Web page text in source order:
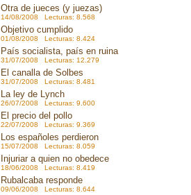
Otra de jueces (y juezas)
14/08/2008 Lecturas: 8.568
Objetivo cumplido
01/08/2008 Lecturas: 8.424
País socialista, país en ruina
31/07/2008 Lecturas: 12.279
El canalla de Solbes
31/07/2008 Lecturas: 8.481
La ley de Lynch
26/07/2008 Lecturas: 9.600
El precio del pollo
22/07/2008 Lecturas: 9.369
Los españoles perdieron
15/07/2008 Lecturas: 8.059
Injuriar a quien no obedece
18/06/2008 Lecturas: 8.419
Rubalcaba responde
09/06/2008 Lecturas: 8.644